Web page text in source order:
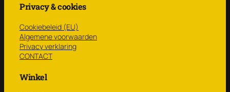
Privacy & cookies
Cookiebeleid (EU)
Algemene voorwaarden
Privacy verklaring
CONTACT
Winkel